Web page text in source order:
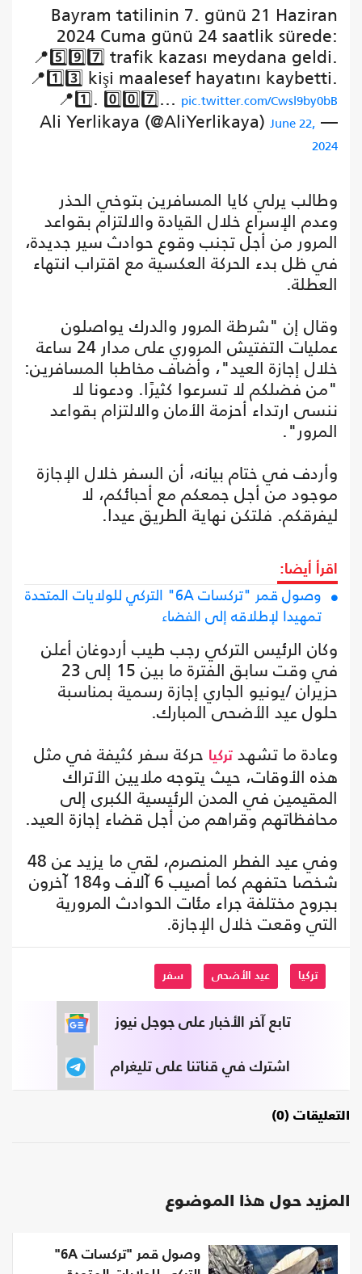
Bayram tatilinin 7. günü 21 Haziran
2024 Cuma günü 24 saatlik sürede:
📍5️⃣9️⃣7️⃣ trafik kazası meydana geldi.
📍1️⃣3️⃣ kişi maalesef hayatını kaybetti.
📍1️⃣. 0️⃣0️⃣7️⃣… pic.twitter.com/Cwsl9by0bB
— Ali Yerlikaya (@AliYerlikaya)
June 22,
2024
وطالب يرلي كايا المسافرين بتوخي الحذر
وعدم الإسراع خلال القيادة والالتزام بقواعد
المرور من أجل تجنب وقوع حوادث سير جديدة،
في ظل بدء الحركة العكسية مع اقتراب انتهاء
العطلة.
وقال إن "شرطة المرور والدرك يواصلون
عمليات التفتيش المروري على مدار 24 ساعة
خلال إجازة العيد"، وأضاف مخاطبا المسافرين:
"من فضلكم لا تسرعوا كثيرًا. ودعونا لا
ننسى ارتداء أحزمة الأمان والالتزام بقواعد
المرور".
وأردف في ختام بيانه، أن السفر خلال الإجازة
موجود من أجل جمعكم مع أحبائكم، لا
ليفرقكم. فلتكن نهاية الطريق عيدا.
اقرأ أيضا:
وصول قمر "تركسات 6A" التركي للولايات المتحدة
تمهيدا لإطلاقه إلى الفضاء
وكان الرئيس التركي رجب طيب أردوغان أعلن
في وقت سابق الفترة ما بين 15 إلى 23
حزيران /يونيو الجاري إجازة رسمية بمناسبة
حلول عيد الأضحى المبارك.
وعادة ما تشهد تركيا حركة سفر كثيفة في مثل
هذه الأوقات، حيث يتوجه ملايين الأتراك
المقيمين في المدن الرئيسية الكبرى إلى
محافظاتهم وقراهم من أجل قضاء إجازة العيد.
وفي عيد الفطر المنصرم، لقي ما يزيد عن 48
شخصا حتفهم كما أصيب 6 آلاف و184 آخرون
بجروح مختلفة جراء مئات الحوادث المرورية
التي وقعت خلال الإجازة.
تركيا عيد الأضحى سفر
تابع آخر الأخبار على جوجل نيوز
اشترك في قناتنا على تليغرام
التعليقات (0)
المزيد حول هذا الموضوع
وصول قمر "تركسات 6A"